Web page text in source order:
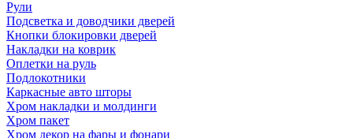
Рули
Подсветка и доводчики дверей
Кнопки блокировки дверей
Накладки на коврик
Оплетки на руль
Подлокотники
Каркасные авто шторы
Хром накладки и молдинги
Хром пакет
Хром декор на фары и фонари